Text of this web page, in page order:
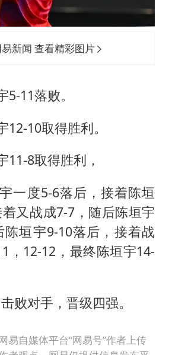
新闻 查看精彩图片
11落败。
10取得胜利。
11-8取得胜利，
一度5-6落后，接着陈垣
又战成7-7，随后陈垣宇
陈垣宇9-10落后，接着战
，12-12，最终陈垣宇14-
败对手，晋级四强。
易自媒体平台“网易号”作者上传